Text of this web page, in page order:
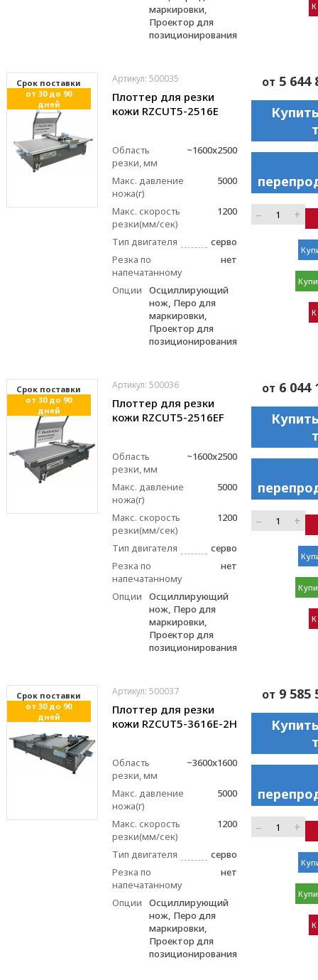
маркировки,
Проектор для
позиционирования
Cрок поставки
от 30 до 90
дней
Артикул: 500035
Плоттер для резки
кожи RZCUT5-2516E
Область
резки, мм
~1600x2500
Макс. давление
ножа(г)
5000
Макс. скорость
резки(мм/сек)
1200
Тип двигателя
серво
Резка по
напечатанному
нет
Опции
Осциллирующий
нож, Перо для
маркировки,
Проектор для
позиционирования
от 5 644
– +
Cрок поставки
от 30 до 90
дней
Артикул: 500036
Плоттер для резки
кожи RZCUT5-2516EF
Область
резки, мм
~1600x2500
Макс. давление
ножа(г)
5000
Макс. скорость
резки(мм/сек)
1200
Тип двигателя
серво
Резка по
напечатанному
нет
Опции
Осциллирующий
нож, Перо для
маркировки,
Проектор для
позиционирования
от 6 044
– +
Cрок поставки
от 30 до 90
дней
Артикул: 500037
Плоттер для резки
кожи RZCUT5-3616E-2H
Область
резки, мм
~3600x1600
Макс. давление
ножа(г)
5000
Макс. скорость
резки(мм/сек)
1200
Тип двигателя
серво
Резка по
напечатанному
нет
Опции
Осциллирующий
нож, Перо для
маркировки,
Проектор для
позиционирования
от 9 585
– +